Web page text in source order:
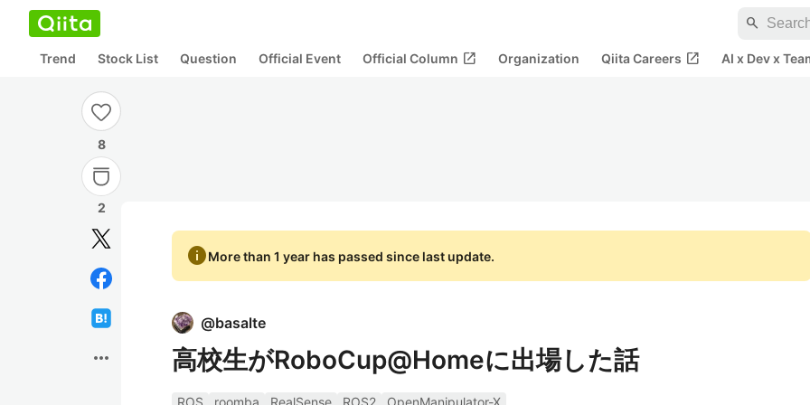
search
Trend Stock List Question Official Event Official Column open_in_new Organization Qiita Careers open_in_new AI x Dev x
8
2
more_horiz
infoMore than 1 year has passed since last update.
@basalte
高校生がRoboCup@Homeに出場した話
ROS roomba RealSense ROS2
OpenManipulator-X